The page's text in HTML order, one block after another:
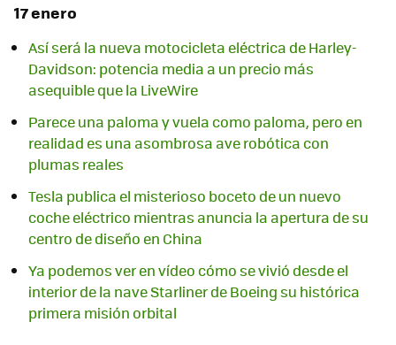
17 enero
Así será la nueva motocicleta eléctrica de Harley-
Davidson: potencia media a un precio más
asequible que la LiveWire
Parece una paloma y vuela como paloma, pero en
realidad es una asombrosa ave robótica con
plumas reales
Tesla publica el misterioso boceto de un nuevo
coche eléctrico mientras anuncia la apertura de su
centro de diseño en China
Ya podemos ver en vídeo cómo se vivió desde el
interior de la nave Starliner de Boeing su histórica
primera misión orbital